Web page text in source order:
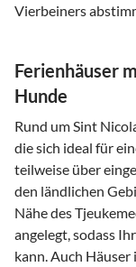
Vierbeiners
Ferienhäuser
Hunde
Rund um Sint
die sich ideal für
teilweise über
den ländlichen
Nähe des
angelegt, sodass
kann. Auch